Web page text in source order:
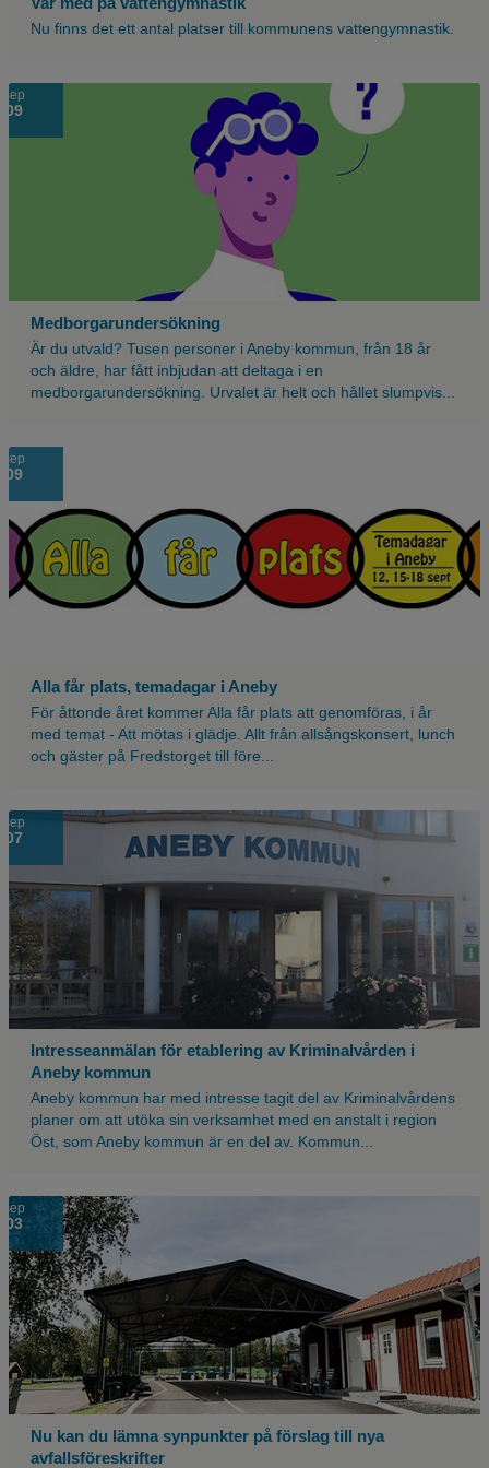
Nu finns det ett antal platser till kommunens vattengymnastik.
sep
09
Medborgarundersökning
Är du utvald? Tusen personer i Aneby kommun, från 18 år
och äldre, har fått inbjudan att deltaga i en
medborgarundersökning. Urvalet är helt och hållet slumpvis...
sep
09
Alla får plats, temadagar i Aneby
För åttonde året kommer Alla får plats att genomföras, i år
med temat - Att mötas i glädje. Allt från allsångskonsert, lunch
och gäster på Fredstorget till före...
sep
07
Intresseanmälan för etablering av Kriminalvården i
Aneby kommun
Aneby kommun har med intresse tagit del av Kriminalvårdens
planer om att utöka sin verksamhet med en anstalt i region
Öst, som Aneby kommun är en del av. Kommun...
sep
03
Nu kan du lämna synpunkter på förslag till nya
avfallsföreskrifter